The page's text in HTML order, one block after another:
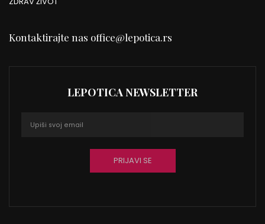
Kontaktirajte nas office@lepotica.rs
LEPOTICA NEWSLETTER